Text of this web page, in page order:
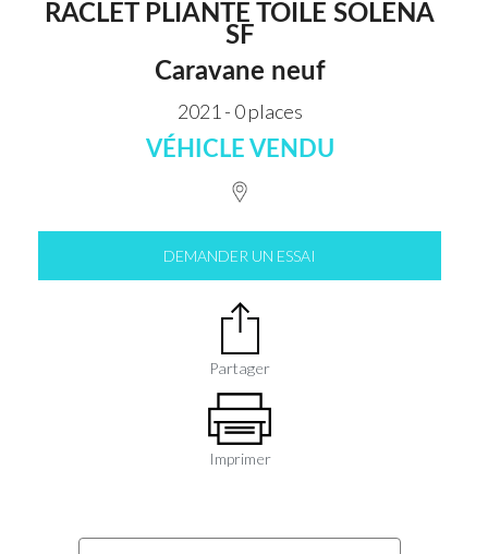
RACLET PLIANTE TOILE SOLENA
SF
Caravane neuf
2021 - 0 places
VÉHICLE VENDU
DEMANDER UN ESSAI
Partager
Imprimer